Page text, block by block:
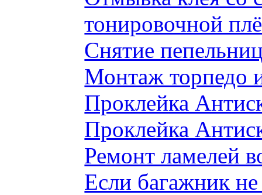
тонировочной
Снятие
Монтаж торпедо
Проклейка
Проклейка
Ремонт ламелей
Если багажник